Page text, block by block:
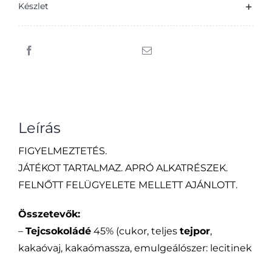
Készlet
Leírás
FIGYELMEZTETÉS.
JÁTÉKOT TARTALMAZ. APRÓ ALKATRÉSZEK.
FELNŐTT FELÜGYELETE MELLETT AJÁNLOTT.
Összetevők:
– Tejcsokoládé45% (cukor, teljes tejpor,
kakaóvaj, kakaómassza, emulgeálószer: lecitinek